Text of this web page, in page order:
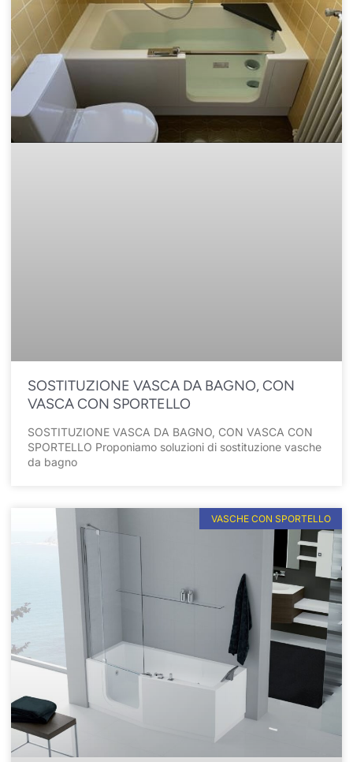
SOSTITUZIONE VASCA DA BAGNO, CON
VASCA CON SPORTELLO
SOSTITUZIONE VASCA DA BAGNO, CON VASCA CON
SPORTELLO Proponiamo soluzioni di sostituzione vasche
da bagno
VASCHE CON SPORTELLO